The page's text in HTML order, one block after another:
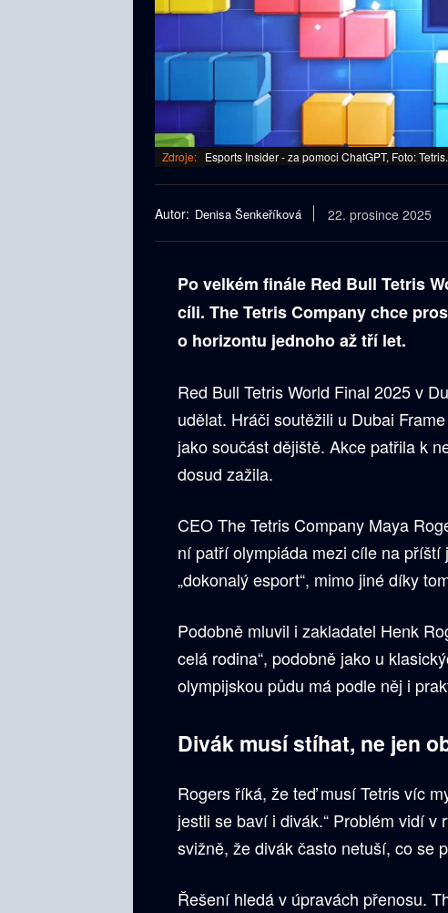
Zdroje: Esports Insider - za pomoci ChatGPT, Foto:
Autor: Denisa Šenkeříková 22. prosince 2025
Po velkém finále Red Bull Tetris
cíli. The Tetris Company chce
o horizontu jednoho až tří let.
Red Bull Tetris World Final 2025 v
udělat. Hráči soutěžili u Dubai
jako součást dějiště. Akce patřila k
dosud zažila.
CEO The Tetris Company Maya
ní patří olympiáda mezi cíle na příští
„dokonalý esport“, mimo jiné díky
Podobně mluvil i zakladatel Henk
celá rodina“, podobně jako u
olympijskou půdu má podle něj i
Divák musí stíhat, ne jen
Rogers říká, že teď musí Tetris víc
jestli se baví i divák.“ Problém vidí
svižně, že divák často netuší, co se
Řešení hledá v úpravách přenosu.